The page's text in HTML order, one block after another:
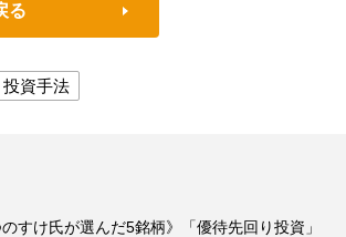
る
投資手法
け氏が選んだ5銘柄》「優待先回り投資」